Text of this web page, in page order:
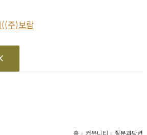
홈 커뮤니티 질문과답변